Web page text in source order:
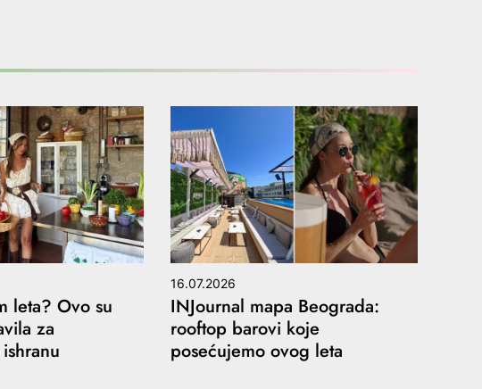
leta? Ovo su
za
16.07.2026
INJournal mapa Beograda:
rooftop barovi koje
posećujemo ovog leta